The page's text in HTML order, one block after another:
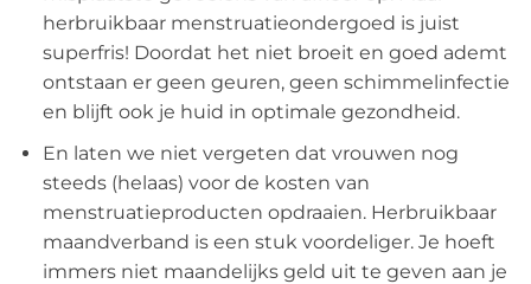
herbruikbaar menstruatieondergoed is juist
superfris! Doordat het niet broeit en goed ademt
ontstaan er geen geuren, geen schimmelinfectie
en blijft ook je huid in optimale gezondheid.
En laten we niet vergeten dat vrouwen nog
steeds (helaas) voor de kosten van
menstruatieproducten opdraaien. Herbruikbaar
maandverband is een stuk voordeliger. Je hoeft
immers niet maandelijks geld uit te geven aan je